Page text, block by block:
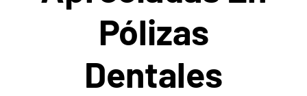
Pólizas
Dentales